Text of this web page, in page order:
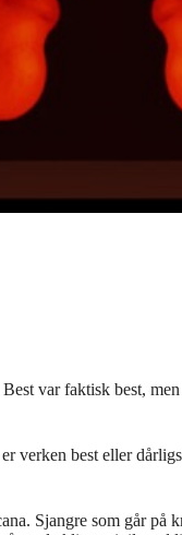
var faktisk best,
verken best eller
Sjangre som går